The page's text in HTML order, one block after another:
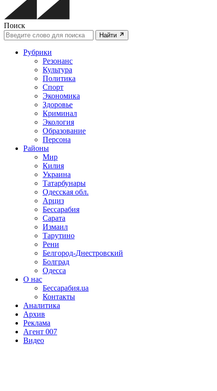
Поиск
Найти
Рубрики
Резонанс
Культура
Политика
Спорт
Экономика
Здоровье
Криминал
Экология
Образование
Персона
Районы
Мир
Килия
Украина
Татарбунары
Одесская обл.
Арциз
Бессарабия
Сарата
Измаил
Тарутино
Рени
Белгород-Днестровский
Болград
Одесса
О нас
Бессарабия.ua
Контакты
Аналитика
Архив
Реклама
Агент 007
Видео